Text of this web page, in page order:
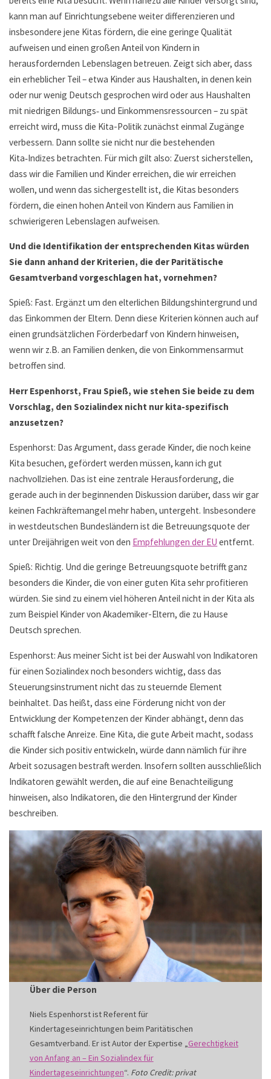
kann man auf Einrichtungsebene weiter differenzieren und
insbesondere jene Kitas fördern, die eine geringe Qualität
aufweisen und einen großen Anteil von Kindern in
herausfordernden Lebenslagen betreuen. Zeigt sich aber, dass
ein erheblicher Teil – etwa Kinder aus Haushalten, in denen kein
oder nur wenig Deutsch gesprochen wird oder aus Haushalten
mit niedrigen Bildungs‑ und Einkommensressourcen – zu spät
erreicht wird, muss die Kita-Politik zunächst einmal Zugänge
verbessern. Dann sollte sie nicht nur die bestehenden
Kita‑Indizes betrachten. Für mich gilt also: Zuerst sicherstellen,
dass wir die Familien und Kinder erreichen, die wir erreichen
wollen, und wenn das sichergestellt ist, die Kitas besonders
fördern, die einen hohen Anteil von Kindern aus Familien in
schwierigeren Lebenslagen aufweisen.
Und die Identifikation der entsprechenden Kitas würden
Sie dann anhand der Kriterien, die der Paritätische
Gesamtverband vorgeschlagen hat, vornehmen?
Spieß: Fast. Ergänzt um den elterlichen Bildungshintergrund und
das Einkommen der Eltern. Denn diese Kriterien können auch auf
einen grundsätzlichen Förderbedarf von Kindern hinweisen,
wenn wir z.B. an Familien denken, die von Einkommensarmut
betroffen sind.
Herr Espenhorst, Frau Spieß, wie stehen Sie beide zu dem
Vorschlag, den Sozialindex nicht nur kita-spezifisch
anzusetzen?
Espenhorst: Das Argument, dass gerade Kinder, die noch keine
Kita besuchen, gefördert werden müssen, kann ich gut
nachvollziehen. Das ist eine zentrale Herausforderung, die
gerade auch in der beginnenden Diskussion darüber, dass wir gar
keinen Fachkräftemangel mehr haben, untergeht. Insbesondere
in westdeutschen Bundesländern ist die Betreuungsquote der
unter Dreijährigen weit von den Empfehlungen der EU entfernt.
Spieß: Richtig. Und die geringe Betreuungsquote betrifft ganz
besonders die Kinder, die von einer guten Kita sehr profitieren
würden. Sie sind zu einem viel höheren Anteil nicht in der Kita als
zum Beispiel Kinder von Akademiker-Eltern, die zu Hause
Deutsch sprechen.
Espenhorst: Aus meiner Sicht ist bei der Auswahl von Indikatoren
für einen Sozialindex noch besonders wichtig, dass das
Steuerungsinstrument nicht das zu steuernde Element
beinhaltet. Das heißt, dass eine Förderung nicht von der
Entwicklung der Kompetenzen der Kinder abhängt, denn das
schafft falsche Anreize. Eine Kita, die gute Arbeit macht, sodass
die Kinder sich positiv entwickeln, würde dann nämlich für ihre
Arbeit sozusagen bestraft werden. Insofern sollten ausschließlich
Indikatoren gewählt werden, die auf eine Benachteiligung
hinweisen, also Indikatoren, die den Hintergrund der Kinder
beschreiben.
Über die Person
Niels Espenhorst ist Referent für
Kindertageseinrichtungen beim Paritätischen
Gesamtverband. Er ist Autor der Expertise „Gerechtigkeit
von Anfang an – Ein Sozialindex für
Kindertageseinrichtungen“. Foto Credit: privat